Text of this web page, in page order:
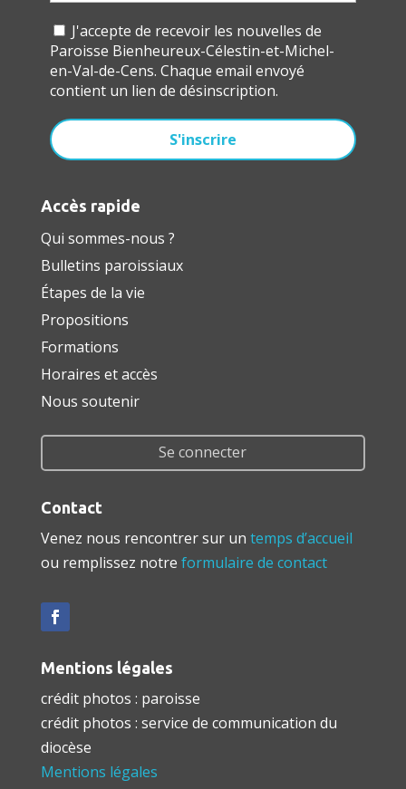
J'accepte de recevoir les nouvelles de
Paroisse Bienheureux-Célestin-et-Michel-
en-Val-de-Cens. Chaque email envoyé
contient un lien de désinscription.
Accès rapide
Qui sommes-nous ?
Bulletins paroissiaux
Étapes de la vie
Propositions
Formations
Horaires et accès
Nous soutenir
Se connecter
Contact
Venez nous rencontrer sur un temps d’accueil
ou remplissez notre formulaire de contact
Mentions légales
crédit photos : paroisse
crédit photos : service de communication du
diocèse
Mentions légales